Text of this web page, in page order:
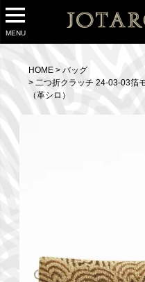
MENU
HOME
バッグ
二つ折クラッチ 24-03-03箔
（革シロ）